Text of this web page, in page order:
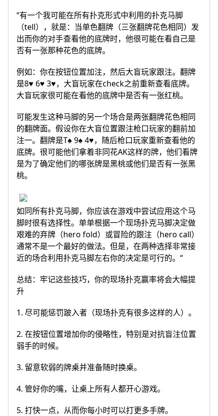
“有一个我可能在所有扑克形式中利用的扑克马脚
（tell），就是：当单色翻牌（三张翻牌花色相同）发
出而你的对手查看他的底牌时，他很可能在看自己是
否有一张那种花色的底牌。
例如：你在按钮位置加注，然后大盲玩家跟注。翻牌
是8♥ 6♥ 3♥，大盲玩家在check之前重新查看底牌。
大盲玩家很可能在看他的底牌中是否有一张红桃。
可能发生这种马脚的另一个场合是两张翻牌花色相同
的翻牌面。假设你在大盲位置跟注枪口玩家的翻前加
注一。翻牌是T♠ 9♠ 4♥，随后枪口玩家重新查看他的
底牌。很可能他们拿着非同花AK这样的牌，他们看牌
是为了确定他们的哪张牌是黑桃或他们是否有一张黑
桃。
如同所有扑克马脚，你应该在游戏中尝试应用这个马
脚时很有选择性。单单根据一个现场扑克马脚决定做
艰难的弃牌（hero fold）或冒险的跟注（hero call）
通常不是一个最好的做法。但是，在两种选择非常接
近的场合利用扑克马脚左右你的决定是可行的。“
总结：牢记这些技巧，你的现场扑克赢率将会大幅提
升
1. 尽可能惩罚跛入者（现场扑克有很多这样的人）。
2. 在按钮位置增加你的侵略性，特别是对抗盲注位置
弱手的时候。
3. 留意软弱的牌桌并准备随时换桌。
4. 管好你的嘴，让桌上所有人都开心游戏。
5. 打快一点，从而你每小时可以打更多手牌。